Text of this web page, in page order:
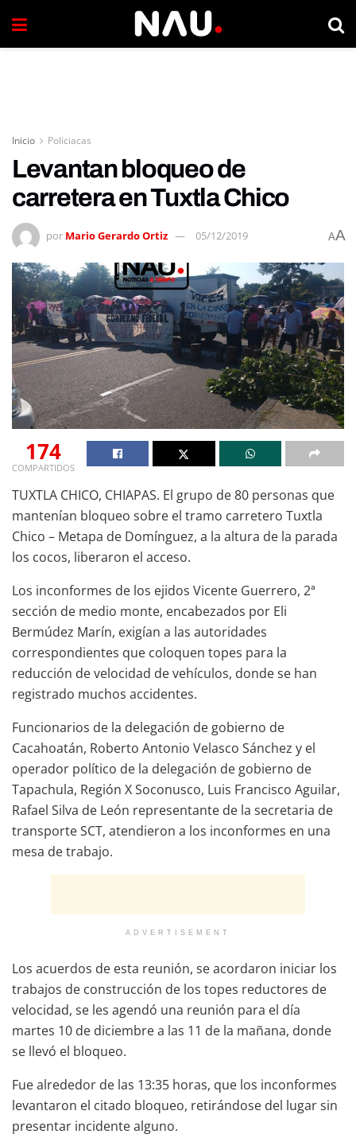
Inicio Policiacas
Levantan bloqueo de
carretera en Tuxtla Chico
por Mario Gerardo Ortiz 05/12/2019 AA
174
COMPARTIDOS
TUXTLA CHICO, CHIAPAS. El grupo de 80 personas que
mantenían bloqueo sobre el tramo carretero Tuxtla
Chico – Metapa de Domínguez, a la altura de la parada
los cocos, liberaron el acceso.
Los inconformes de los ejidos Vicente Guerrero, 2ª
sección de medio monte, encabezados por Eli
Bermúdez Marín, exigían a las autoridades
correspondientes que coloquen topes para la
reducción de velocidad de vehículos, donde se han
registrado muchos accidentes.
Funcionarios de la delegación de gobierno de
Cacahoatán, Roberto Antonio Velasco Sánchez y el
operador político de la delegación de gobierno de
Tapachula, Región X Soconusco, Luis Francisco Aguilar,
Rafael Silva de León representante de la secretaria de
transporte SCT, atendieron a los inconformes en una
mesa de trabajo.
ADVERTISEMENT
Los acuerdos de esta reunión, se acordaron iniciar los
trabajos de construcción de los topes reductores de
velocidad, se les agendó una reunión para el día
martes 10 de diciembre a las 11 de la mañana, donde
se llevó el bloqueo.
Fue alrededor de las 13:35 horas, que los inconformes
levantaron el citado bloqueo, retirándose del lugar sin
presentar incidente alguno.